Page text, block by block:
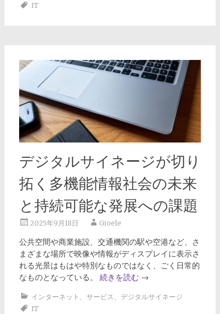
IT
デジタルサイネージが切り
拓く多機能情報社会の未来
と持続可能な発展への課題
2025年9月18日 Gioele
公共空間や商業施設、交通機関の駅や空港など、さ
まざまな場所で映像や情報がディスプレイに表示さ
れる光景はもはや特別なものではなく、ごく日常的
なものとなっている。 続きを読む →
インターネット 、 サービス 、 デジタルサイネージ
IT